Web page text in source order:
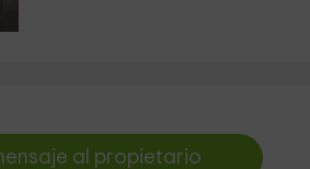
al propietario